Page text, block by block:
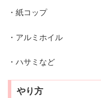
・紙コップ
・アルミホイル
・ハサミなど
やり方